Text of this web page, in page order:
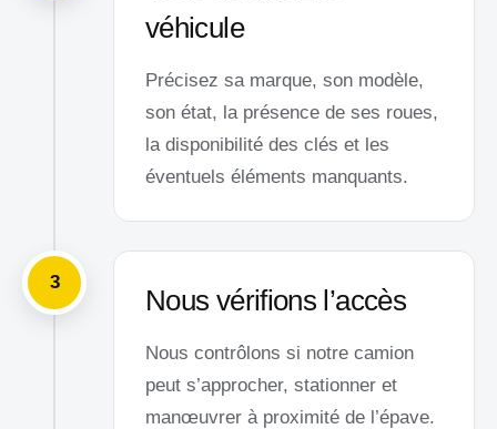
véhicule
Précisez sa marque, son modèle,
son état, la présence de ses roues,
la disponibilité des clés et les
éventuels éléments manquants.
3
Nous vérifions l’accès
Nous contrôlons si notre camion
peut s’approcher, stationner et
manœuvrer à proximité de l’épave.